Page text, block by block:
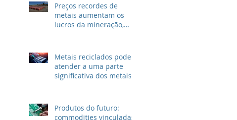
Preços recordes de
metais aumentam os
lucros da mineração,
Metais reciclados podem
atender a uma parte
significativa dos metais
Produtos do futuro:
commodities vinculadas